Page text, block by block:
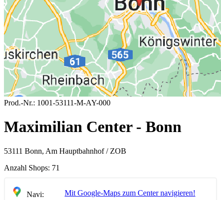
Prod.-Nr.: 1001-53111-M-AY-000
Maximilian Center - Bonn
53111 Bonn, Am Hauptbahnhof / ZOB
Anzahl Shops: 71
Navi:
Mit Google-Maps zum Center navigieren!